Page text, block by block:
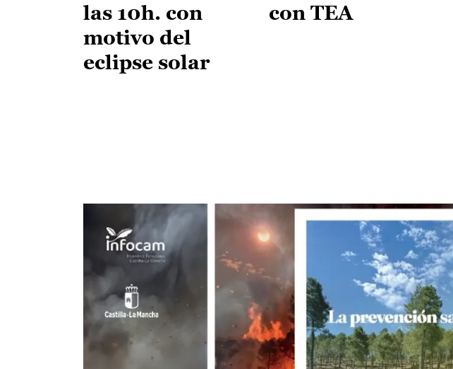
las 10h. con
motivo del
eclipse solar
con TEA